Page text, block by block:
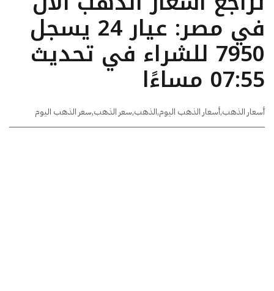
في مصر: عيار 24 يسجل
7950 للشراء في تحديث
07:55 مساءًا
أسعار الذهب,أسعار الذهب اليوم,الذهب,سعر الذهب,سعر الذهب اليوم